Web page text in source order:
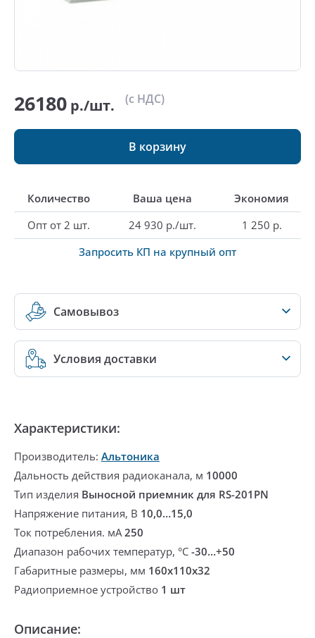
26180 р./шт. (с НДС)
В корзину
Количество Ваша цена
Экономия
Опт от 2 шт.
24 930 р./шт.
1 250 р.
Запросить КП на крупный опт
Самовывоз
Условия доставки
Характеристики:
Производитель: Альтоника
Дальность действия радиоканала, м 10000
Тип изделия Выносной приемник для RS-201PN
Напряжение питания, В 10,0…15,0
Ток потребления. мА250
Диапазон рабочих температур, °С -30…+50
Габаритные размеры, мм 160x110x32
Радиоприемное устройство 1 шт
Описание: